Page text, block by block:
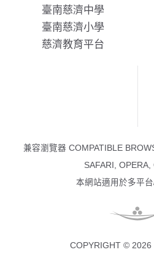
臺南慈濟中學
臺南慈濟小學
慈濟教育平台
兼容瀏覽器 COMPATIBLE
SAFARI, OPERA,
本網站適用於多平
COPYRIGHT © 2026